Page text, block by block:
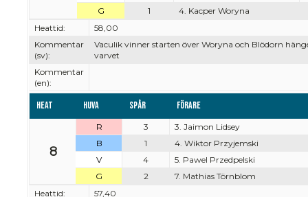
G
1
4. Kacper Woryna
Heattid:
58,00
Kommentar
(sv):
Vaculik vinner starten över Woryna och Blödorn
varvet
Kommentar
(en):
Heat Huva Spår Förare
8
R 3
3. Jaimon Lidsey
B
1
4. Wiktor Przyjemski
V
4
5. Pawel Przedpelski
G
2
7. Mathias Törnblom
Heattid:
57,40